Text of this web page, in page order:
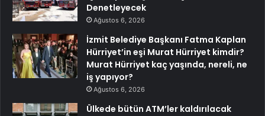
Denetleyecek
Ağustos 6, 2026
İzmit Belediye Başkanı Fatma Kaplan
Hürriyet’in eşi Murat Hürriyet kimdir?
Murat Hürriyet kaç yaşında, nereli, ne
iş yapıyor?
Ağustos 6, 2026
Ülkede bütün ATM’ler kaldırılacak